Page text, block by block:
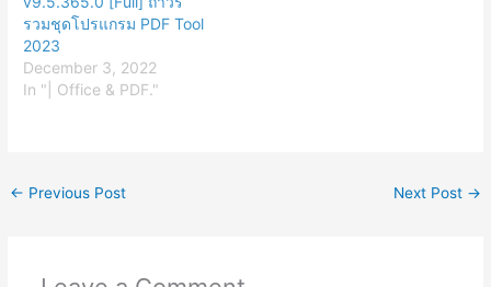
รวมชุดโปรแกรม PDF Tool
2023
December 3, 2022
In "| Office & PDF."
← Previous Post Next Post →